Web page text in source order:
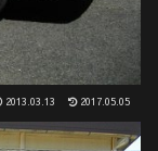
2013.03.13 2017.05.05